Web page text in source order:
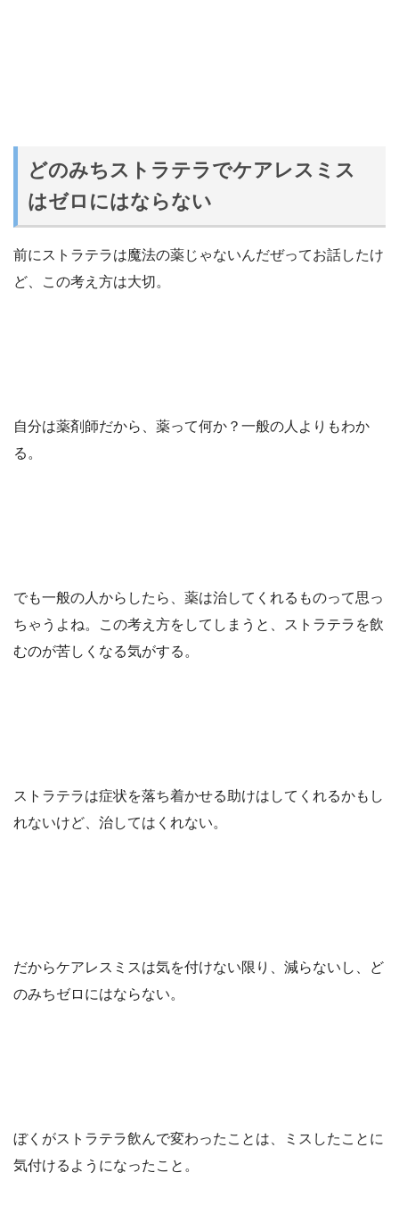
どのみちストラテラでケアレスミス
はゼロにはならない
前にストラテラは魔法の薬じゃないんだぜってお話したけ
ど、この考え方は大切。
自分は薬剤師だから、薬って何か？一般の人よりもわか
る。
でも一般の人からしたら、薬は治してくれるものって思っ
ちゃうよね。この考え方をしてしまうと、ストラテラを飲
むのが苦しくなる気がする。
ストラテラは症状を落ち着かせる助けはしてくれるかもし
れないけど、治してはくれない。
だからケアレスミスは気を付けない限り、減らないし、ど
のみちゼロにはならない。
ぼくがストラテラ飲んで変わったことは、ミスしたことに
気付けるようになったこと。